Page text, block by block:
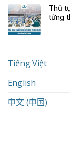
Thủ
từng
Tiếng Việt
English
中文 (中国)